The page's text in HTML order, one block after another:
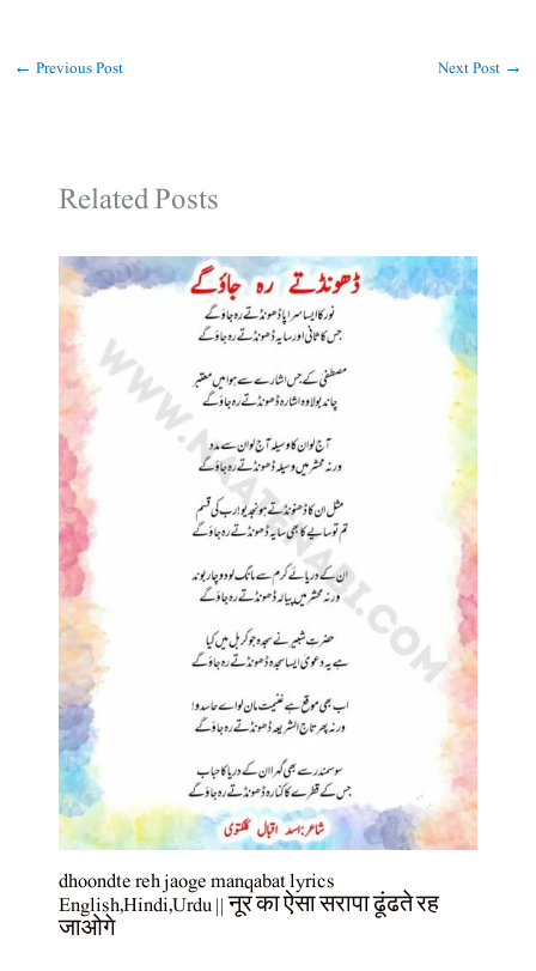
← Previous Post Next Post →
Related Posts
dhoondte reh jaoge manqabat lyrics
English,Hindi,Urdu || नूर का ऐसा सरापा ढूंढते रह
जाओगे